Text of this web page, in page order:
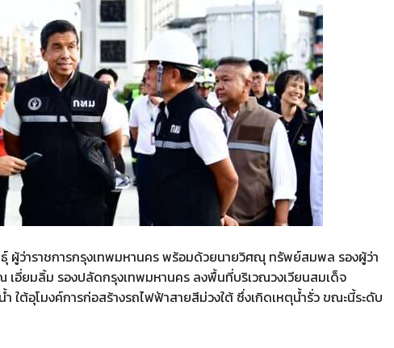
ผู้ว่าราชการกรุงเทพมหานคร พร้อมด้วยนายวิศณุ ทรัพย์สมพล รองผู้ว่า
เอี่ยมลิ้ม รองปลัดกรุงเทพมหานคร ลงพื้นที่บริเวณวงเวียนสมเด็จ
ใต้อุโมงค์การก่อสร้างรถไฟฟ้าสายสีม่วงใต้ ซึ่งเกิดเหตุน้ำรั่ว ขณะนี้ระดับ